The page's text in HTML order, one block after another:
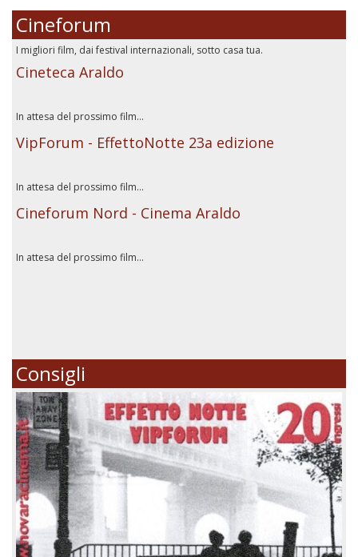
Cineforum
I migliori film, dai festival internazionali, sotto casa tua.
Cineteca Araldo
In attesa del prossimo film...
VipForum - EffettoNotte 23a edizione
In attesa del prossimo film...
Cineforum Nord - Cinema Araldo
In attesa del prossimo film...
Consigli